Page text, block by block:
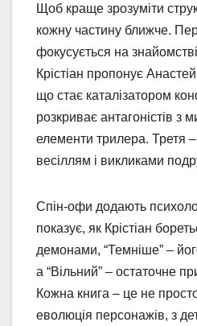
Щоб краще зрозуміти
кожну частину ближче.
фокусується на
Крістіан пропонує
що стає каталізатором
розкриває антагоністів з
елементи трилера. Третя –
весіллям і викликами
Спін-офи додають
показує, як Крістіан
демонами, “Темніше” –
а “Вільний” – остаточне
Кожна книга – це не
еволюція персонажів, з